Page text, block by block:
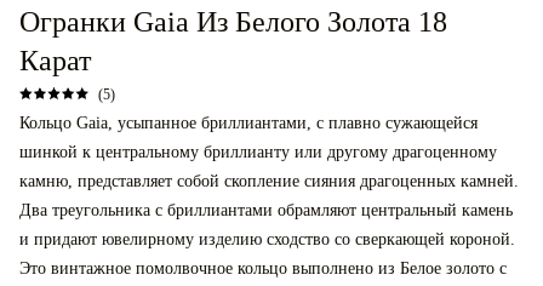
Огранки Gaia Из Белого Золота 18
Карат
(5)
Кольцо Gaia, усыпанное бриллиантами, с плавно сужающейся
шинкой к центральному бриллианту или другому драгоценному
камню, представляет собой скопление сияния драгоценных камней.
Два треугольника с бриллиантами обрамляют центральный камень
и придают ювелирному изделию сходство со сверкающей короной.
Это винтажное помолвочное кольцо выполнено из Белое золото с